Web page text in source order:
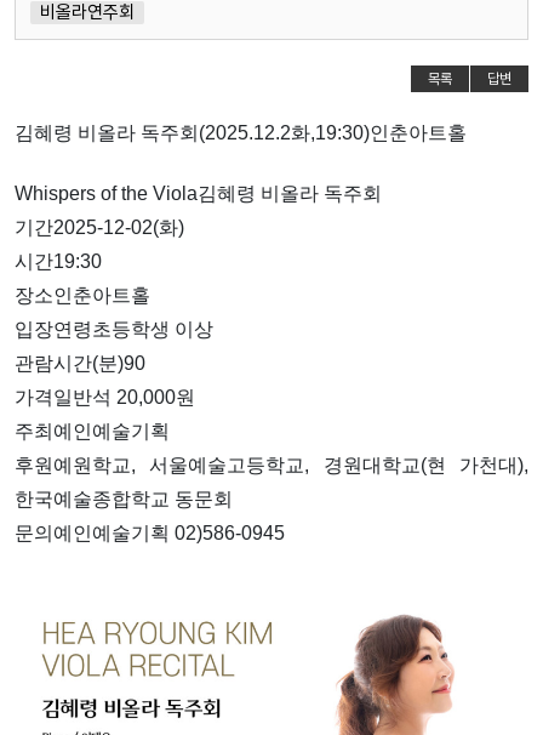
비올라연주회
목록 답변
김혜령 비올라 독주회(2025.12.2화,19:30)인춘아트홀
Whispers of the Viola김혜령 비올라 독주회
기간2025-12-02(화)
시간19:30
장소인춘아트홀
입장연령초등학생 이상
관람시간(분)90
가격일반석 20,000원
주최예인예술기획
후원예원학교, 서울예술고등학교, 경원대학교(현 가천대),
한국예술종합학교 동문회
문의예인예술기획 02)586-0945